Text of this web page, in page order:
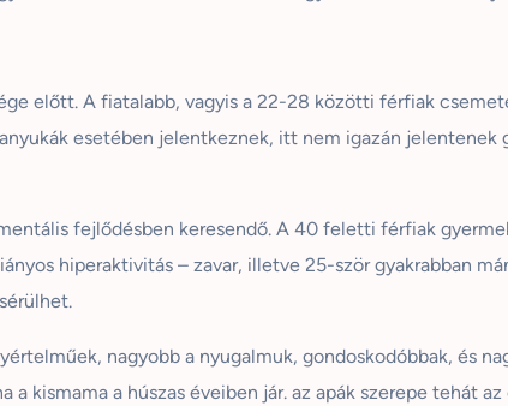
előtt. A fiatalabb, vagyis a 22-28 közötti férfiak
esetében jelentkeznek, itt nem igazán jelentenek
fejlődésben keresendő. A 40 feletti férfiak
hiperaktivitás – zavar, illetve 25-ször gyakrabban
nagyobb a nyugalmuk, gondoskodóbbak, és
kismama a húszas éveiben jár. az apák szerepe tehát